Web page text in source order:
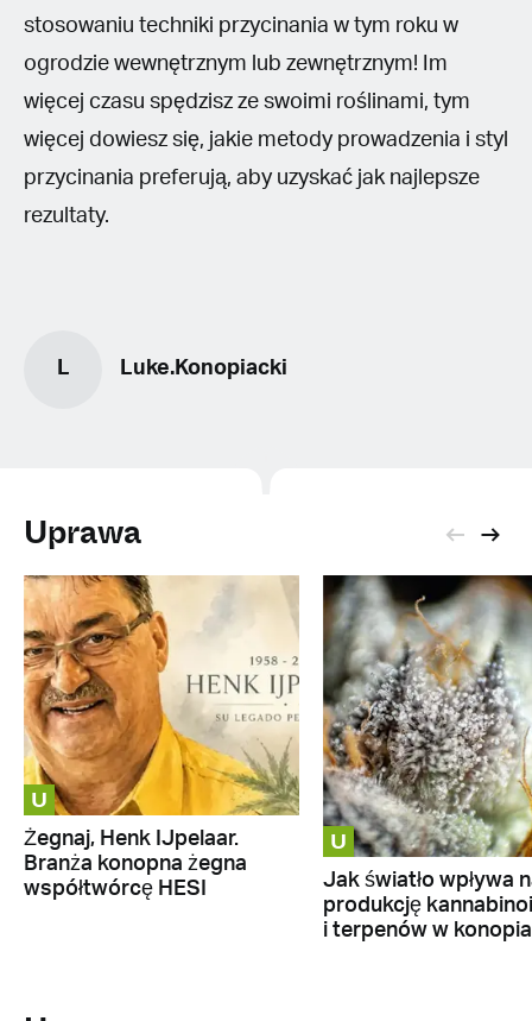
stosowaniu techniki przycinania w tym roku w
ogrodzie wewnętrznym lub zewnętrznym! Im
więcej czasu spędzisz ze swoimi roślinami, tym
więcej dowiesz się, jakie metody prowadzenia i styl
przycinania preferują, aby uzyskać jak najlepsze
rezultaty.
L Luke.Konopiacki
Uprawa
U
Żegnaj, Henk IJpelaar.
Branża konopna żegna
współtwórcę HESI
U
Jak światło wpływa
produkcję
i terpenów w